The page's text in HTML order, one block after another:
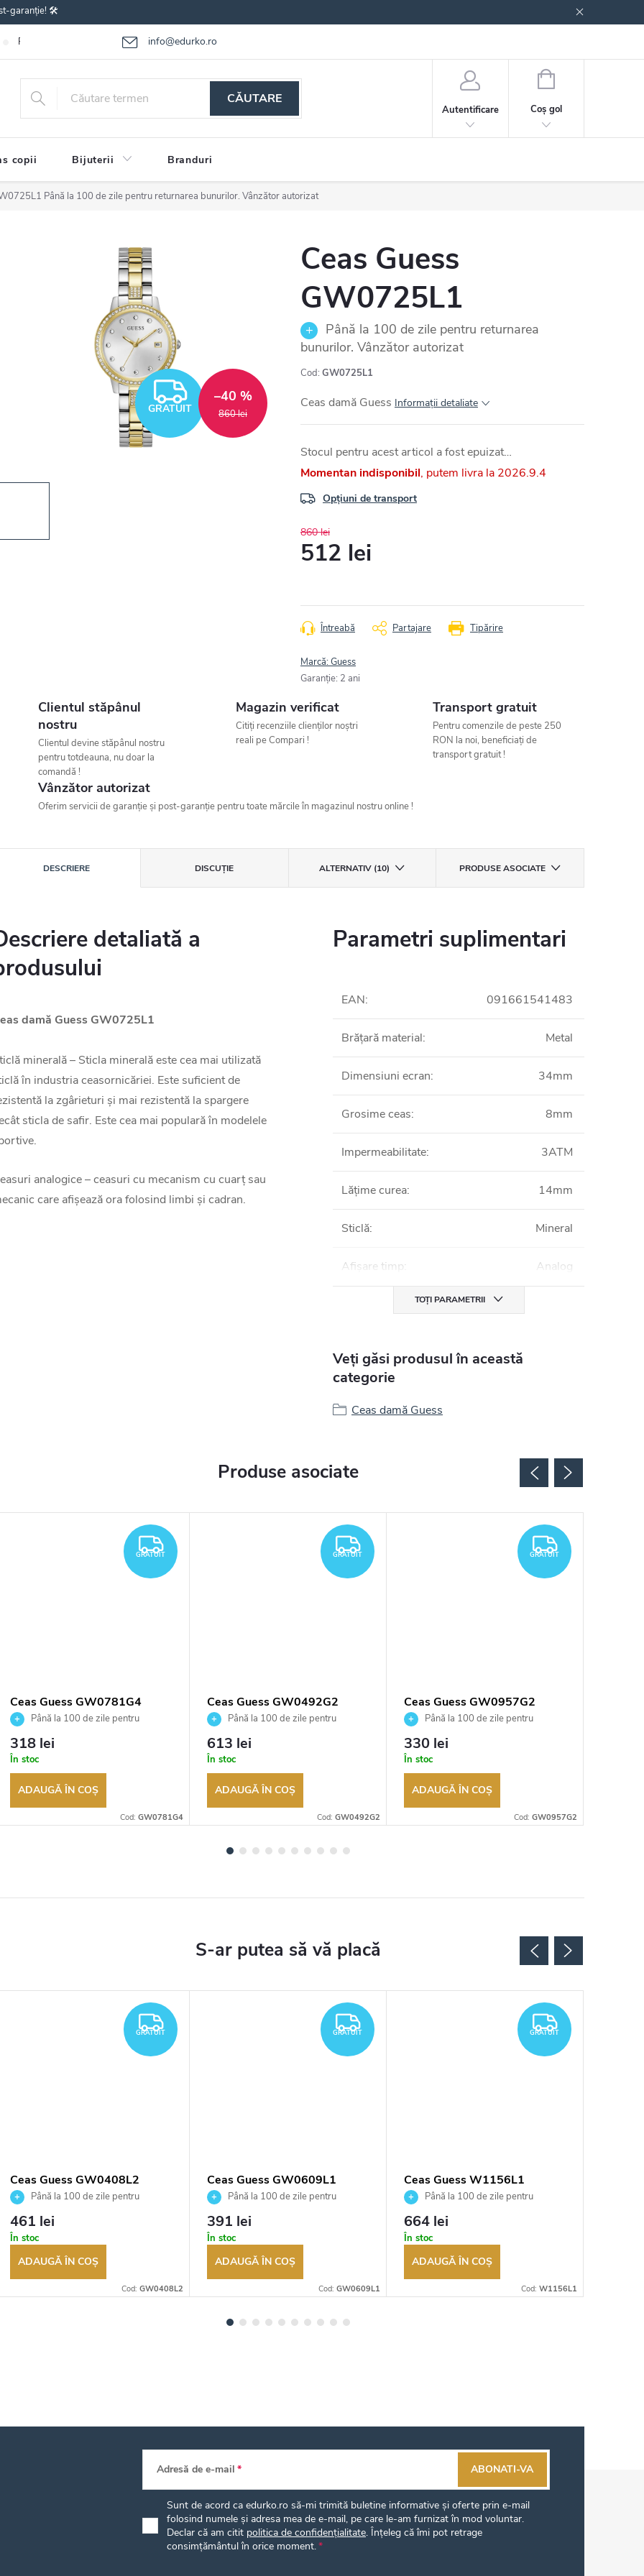
garanție! 🛠️
info@edurko.ro
Reclamațiile bunurilor Întrebări frecvente
CĂUTARE
Autentificare
COŞ
CUMPĂRĂTURI
Coş gol
copii Bijuterii Branduri
Până la 100 de zile pentru returnarea bunurilor. Vânzător autorizat
GRATUIT
GRATUIT 860 lei
–40 %
Ceas Guess
GW0725L1
Până la 100 de zile pentru returnarea
bunurilor. Vânzător autorizat
Cod: GW0725L1
Ceas damă Guess Informaţii detaliate
Stocul pentru acest articol a fost epuizat…
Momentan indisponibil
2026.9.4
Opțiuni de transport
860 lei
512 lei
Tipărire
Întreabă Partajare
Marcă:Guess
Garanţie: 2 ani
Clientul stăpânul
nostru
Clientul devine stăpânul nostru
pentru totdeauna, nu doar la
comandă !
Magazin verificat
Citiți recenziile clienților noștri
reali pe Compari !
Transport gratuit
Pentru comenzile de peste 250
RON la noi, beneficiați de
transport gratuit !
Vânzător autorizat
Oferim servicii de garanție și post-garanție pentru toate mărcile în magazinul nostru online !
DESCRIERE DISCUŢIE ALTERNATIV (10) PRODUSE ASOCIATE
detaliată a
damă Guess GW0725L1
minerală – Sticla minerală este cea mai utilizată
în industria ceasornicăriei. Este suficient de
la zgârieturi și mai rezistentă la spargere
sticla de safir. Este cea mai populară în modelele
analogice – ceasuri cu mecanism cu cuarț sau
care afișează ora folosind limbi și cadran.
Parametri suplimentari
EAN: 091661541483
Brățară material: Metal
Dimensiuni ecran: 34mm
Grosime ceas: 8mm
Impermeabilitate: 3ATM
Lățime curea: 14mm
Sticlă: Mineral
Afișare timp: Analog
TOȚI PARAMETRII
Veți găsi produsul în această
categorie
Ceas damă Guess
Produse asociate
GRATUIT
GRATUIT
Ceas Guess GW0781G4
Până la 100 de zile pentru
returnarea bunurilor. Vânzător
autorizat
318 lei
În stoc
ADAUGĂ ÎN COŞ
Cod: GW0781G4
GRATUIT
GRATUIT
Ceas Guess GW0492G2
Până la 100 de zile pentru
returnarea bunurilor. Vânzător
autorizat
613 lei
În stoc
ADAUGĂ ÎN COŞ
Cod: GW0492G2
GRATUIT
GRATUIT
Ceas Guess GW0957G2
Până la 100 de zile pentru
returnarea bunurilor. Vânzător
autorizat
330 lei
În stoc
ADAUGĂ ÎN COŞ
Cod: GW0957G2
GRATUIT
GRATUIT
Ceas Guess GW0408L2
Până la 100 de zile pentru
returnarea bunurilor. Vânzător
autorizat
461 lei
În stoc
ADAUGĂ ÎN COŞ
Cod: GW0408L2
GRATUIT
GRATUIT
Ceas Guess GW0609L1
Până la 100 de zile pentru
returnarea bunurilor. Vânzător
autorizat
391 lei
În stoc
ADAUGĂ ÎN COŞ
Cod: GW0609L1
GRATUIT
GRATUIT
Ceas Guess W1156L1
Până la 100 de zile pentru
returnarea bunurilor. Vânzător
autorizat
664 lei
În stoc
ADAUGĂ ÎN COŞ
Cod: W1156L1
Adresă de e-mail
Sunt de acord ca edurko.ro să-mi trimită buletine informative și oferte prin e-mail
folosind numele și adresa mea de e-mail, pe care le-am furnizat în mod voluntar.
Declar că am citit politica de confidențialitate. Înțeleg că îmi pot retrage
consimțământul în orice moment.
ABONATI-VA